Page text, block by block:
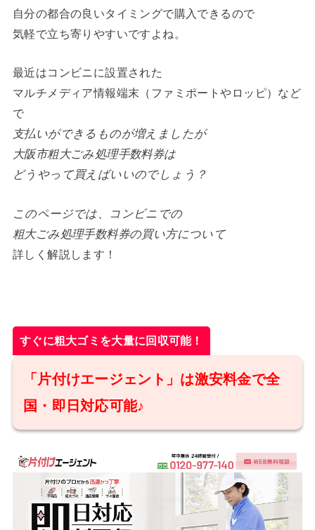
自分の都合の良いタイミングで購入できるので
気軽で立ち寄りやすいですよね。
最近はコンビニに設置された
マルチメディア情報端末（ファミポートやロッピ）など
で
支払いができるものが増えましたが
大阪市粗大ごみ処理手数料券は
どうやって買えばいいのでしょう？
このページでは、コンビニでの
粗大ごみ処理手数料券の買い方について
詳しく解説します！
すぐに粗大ゴミを大量に回収可能！
「片付けエージェント」は激安料金で全
国・即日対応可能♪